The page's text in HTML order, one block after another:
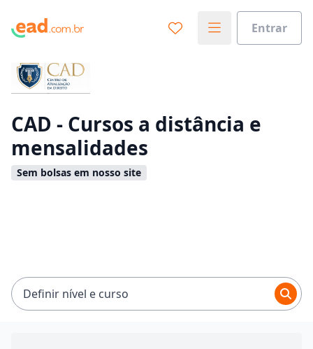
Entrar
Vamos te guiar no caminho ideal para seus estudos
Sim, já sei
CAD - Cursos a distância e
mensalidades
Sem bolsas em nosso site
Definir nível e curso